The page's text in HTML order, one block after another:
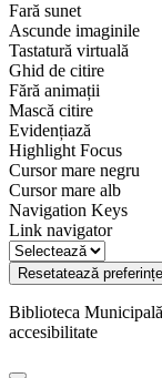
Fară sunet
Ascunde imaginile
Tastatură virtuală
Ghid de citire
Fără animații
Mască citire
Evidențiază
Highlight Focus
Cursor mare negru
Cursor mare alb
Navigation Keys
Link navigator
Resetatează preferințe
Biblioteca
accesibilitate